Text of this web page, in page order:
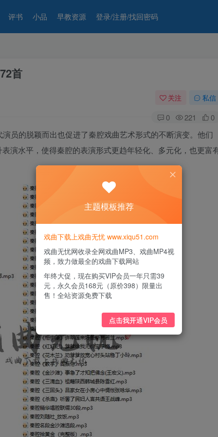
评书 小品 早教资源 登录/注册/找回密码
首
关注 私信
0 221 0
员的脱颖而出也促进了秦腔戏曲艺术形式的不断演变。他们
演水平，使得秦腔的表演形式更趋年轻化、多元化，也更富
主题模板推荐
戏曲下载上戏曲无忧 www.xiqu51.com
戏曲无忧网收录全网戏曲MP3、戏曲MP4视
频，致力做最全的戏曲下载网站
年终大促，现在购买VIP会员一年只需39
元，永久会员168元（原价398）限量出
售！全站资源免费下载
点击我开通VIP会员